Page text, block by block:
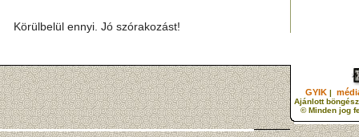
Körülbelül ennyi. Jó szórakozást!
GYIK |
Ajánlott
© Minden jog